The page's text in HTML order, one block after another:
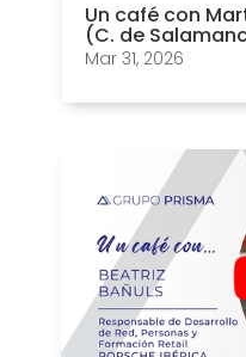
Un café con
(C. de
Mar 31, 2026